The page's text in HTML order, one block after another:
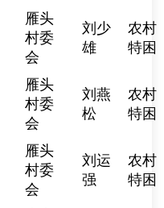
雁头
村委
会
刘少
雄
农村
特困
雁头
村委
会
刘燕
松
农村
特困
雁头
村委
会
刘运
强
农村
特困